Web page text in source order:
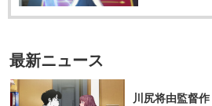
最新ニュース
川尻将由監督